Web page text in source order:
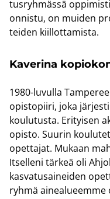
tus­ryh­mäs­sä
on­nis­tu, on mui­den
tei­den kiil­lot­ta­mis­ta.
Ka­ve­ri­na
1980-​luvulla
opis­to­pii­ri, joka
kou­lu­tus­ta. Eri­tyi­sen
opis­to. Suu­rin
opet­ta­jat. Mu­kaan
It­sel­le­ni tär­keä oli
kas­va­tusai­nei­den
ryhmä ai­nea­lu­eem­me